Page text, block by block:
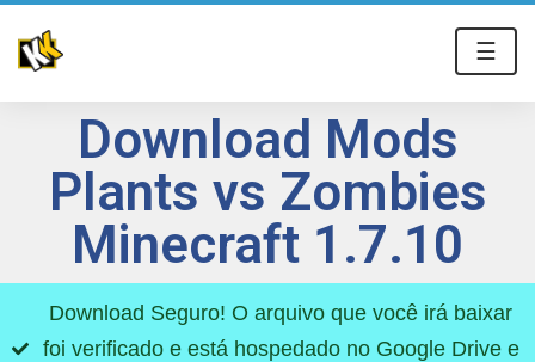
☰
Download Mods
Plants vs Zombies
Minecraft 1.7.10
Download Seguro! O arquivo que você irá baixar
foi verificado e está hospedado no Google Drive e